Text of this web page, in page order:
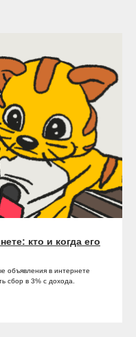
кто и когда его
объявления в интернете
сбор в 3% с дохода.